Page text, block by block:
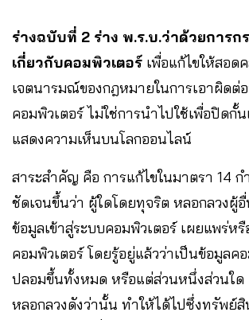
ร่างฉบับที่ 2 ร่าง พ.ร.บ.ว่าด้วยการก
เกี่ยวกับคอมพิวเตอร์ เพื่อแก้ไขให้สอด
เจตนารมณ์ของกฎหมายในการเอาผิดต่
คอมพิวเตอร์ ไม่ใช่การนำไปใช้เพื่อปิดกั้
แสดงความเห็นบนโลกออนไลน์
สาระสำคัญ คือ การแก้ไขในมาตรา 14
ชัดเจนขึ้นว่า ผู้ใดโดยทุจริต หลอกลวงผู้
ข้อมูลเข้าสู่ระบบคอมพิวเตอร์ เผยแพร่ห
คอมพิวเตอร์ โดยรู้อยู่แล้วว่าเป็นข้อมูลค
ปลอมขึ้นทั้งหมด หรือแต่ส่วนหนึ่งส่วนใด
หลอกลวงดังว่านั้น ทำให้ได้ไปซึ่งทรัพย์